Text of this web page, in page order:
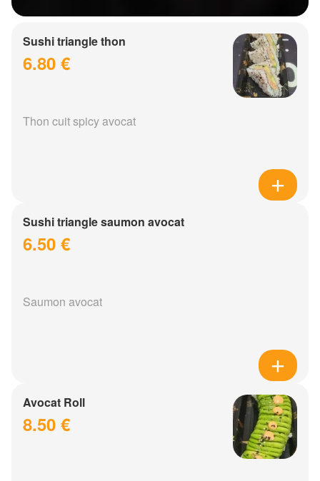
Sushi triangle thon
6.80 €
Thon cuit spicy avocat
Sushi triangle saumon avocat
6.50 €
Saumon avocat
Avocat Roll
8.50 €